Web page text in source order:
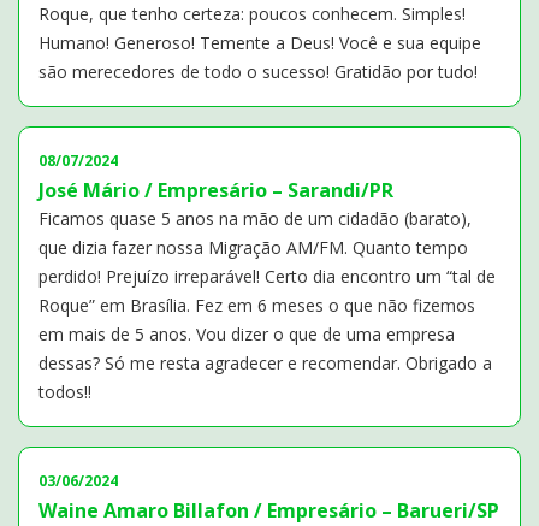
Roque, que tenho certeza: poucos conhecem. Simples!
Humano! Generoso! Temente a Deus! Você e sua equipe
são merecedores de todo o sucesso! Gratidão por tudo!
08/07/2024
José Mário / Empresário – Sarandi/PR
Ficamos quase 5 anos na mão de um cidadão (barato),
que dizia fazer nossa Migração AM/FM. Quanto tempo
perdido! Prejuízo irreparável! Certo dia encontro um “tal de
Roque” em Brasília. Fez em 6 meses o que não fizemos
em mais de 5 anos. Vou dizer o que de uma empresa
dessas? Só me resta agradecer e recomendar. Obrigado a
todos!!
03/06/2024
Waine Amaro Billafon / Empresário – Barueri/SP